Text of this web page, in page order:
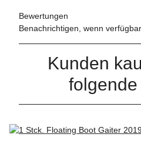
Bewertungen
Benachrichtigen, wenn verfügbar
Kunden
folgende